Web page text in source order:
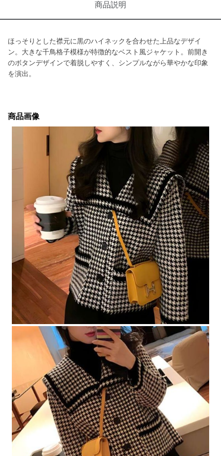
商品説明
ほっそりとした襟元に黒のハイネックを合わせた上品なデザイ
ン。大きな千鳥格子模様が特徴的なベスト風ジャケット。前開き
のボタンデザインで着脱しやすく、シンプルながら華やかな印象
を演出。
商品画像